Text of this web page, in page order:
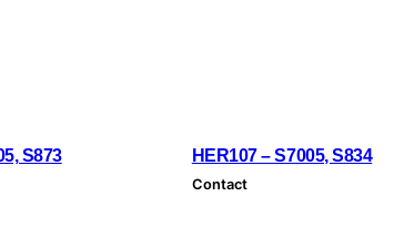
S873 HER107 – S7005, S834
Contact